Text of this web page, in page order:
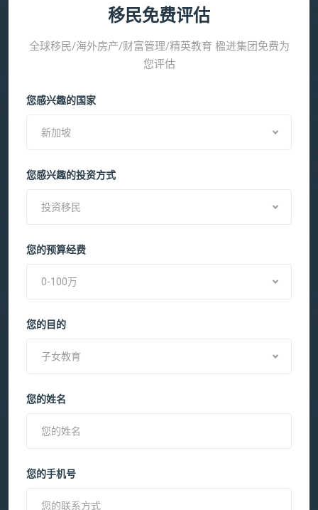
移民免费评估
全球移民/海外房产/财富管理/精英教育 楹进集团免费为
您评估
您感兴趣的国家
新加坡
您感兴趣的投资方式
投资移民
您的预算经费
0-100万
您的目的
子女教育
您的姓名
您的手机号